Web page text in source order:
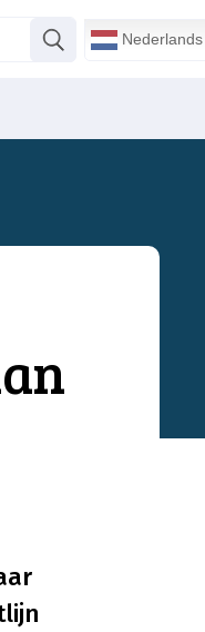
Nederlands